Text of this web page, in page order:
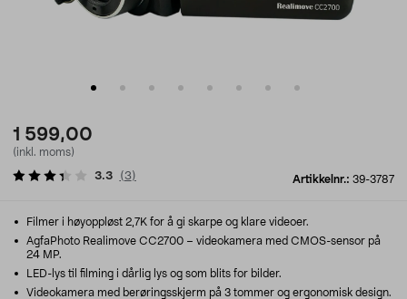
1 599,00
(inkl. moms)
Artikkelnr.: 39-3787
3.3 (3)
Filmer i høyoppløst 2,7K for å gi skarpe og klare videoer.
AgfaPhoto Realimove CC2700 – videokamera med CMOS-sensor på
24 MP.
LED-lys til filming i dårlig lys og som blits for bilder.
Videokamera med berøringsskjerm på 3 tommer og ergonomisk design.